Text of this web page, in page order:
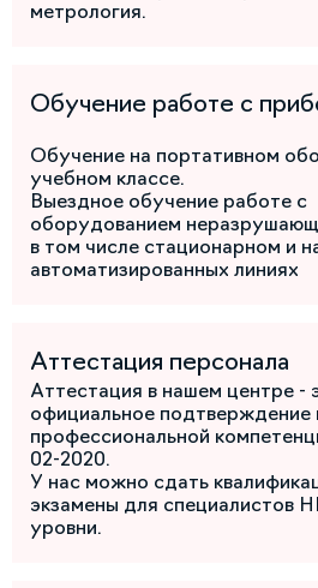
метрология.
Обучение работе с
Обучение на портативном
учебном классе.
Выездное обучение работе с
оборудованием
в том числе стационарном и
автоматизированных линиях
Аттестация персонала
Аттестация в нашем центре -
официальное подтверждение
профессиональной
02-2020.
У нас можно сдать
экзамены для специалистов
уровни.